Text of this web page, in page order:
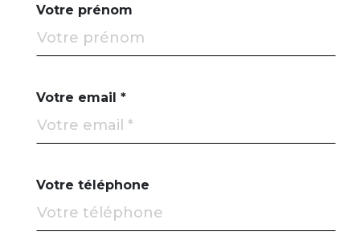
Votre prénom
Votre email *
Votre téléphone